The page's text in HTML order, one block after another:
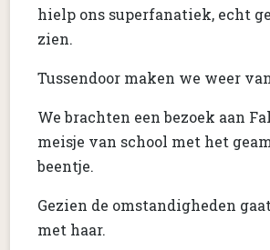
hielp ons superfanatiek, echt
zien.
Tussendoor maken we weer
We brachten een bezoek aan
meisje van school met het
beentje.
Gezien de omstandigheden
met haar.